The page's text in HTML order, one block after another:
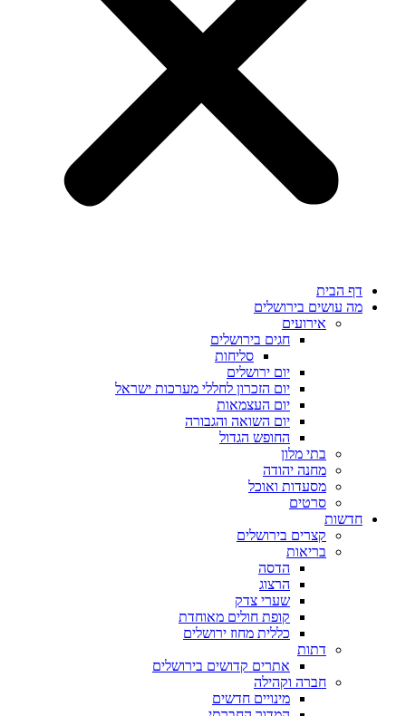
דף הבית
מה עושים בירושלים
אירועים
חגים בירושלים
סליחות
יום ירושלים
יום הזכרון לחללי מערכות ישראל
יום העצמאות
יום השואה והגבורה
החופש הגדול
בתי מלון
מחנה יהודה
מסעדות ואוכל
סרטים
חדשות
קצרים בירושלים
בריאות
הדסה
הרצוג
שערי צדק
קופת חולים מאוחדת
כללית מחוז ירושלים
דתות
אתרים קדושים בירושלים
חברה וקהילה
מינויים חדשים